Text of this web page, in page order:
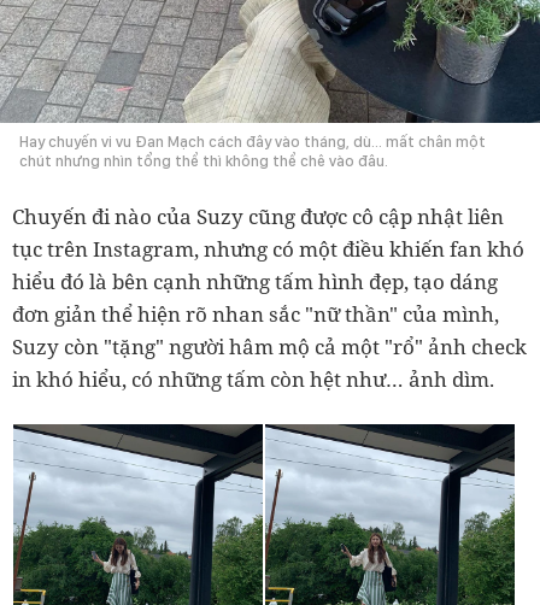
Hay chuyến vi vu Đan Mạch cách đây vào tháng, dù... mất chân một
chút nhưng nhìn tổng thể thì không thể chê vào đâu.
Chuyến đi nào của Suzy cũng được cô cập nhật liên
tục trên Instagram, nhưng có một điều khiến fan khó
hiểu đó là bên cạnh những tấm hình đẹp, tạo dáng
đơn giản thể hiện rõ nhan sắc "nữ thần" của mình,
Suzy còn "tặng" người hâm mộ cả một "rổ" ảnh check
in khó hiểu, có những tấm còn hệt như… ảnh dìm.